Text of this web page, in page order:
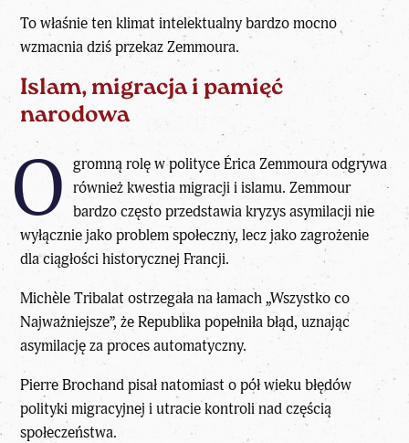
To właśnie tenklimat intelektualnybardzo mocno
wzmacnia dziś przekaz Zemmoura.
Islam, migracja i pamięć
narodowa
O gromną rolę w polityce Érica Zemmoura odgrywa
również kwestia migracji i islamu. Zemmour
bardzo często przedstawia kryzys asymilacji nie
wyłącznie jako problem społeczny, lecz jako zagrożenie
dla ciągłości historycznej Francji.
Michèle Tribalat ostrzegała na łamach „Wszystko co
Najważniejsze”, że Republika popełniła błąd, uznając
asymilację za proces automatyczny.
Pierre Brochandpisał natomiast o pół wieku błędów
polityki migracyjnej i utracie kontroli nad częścią
społeczeństwa.